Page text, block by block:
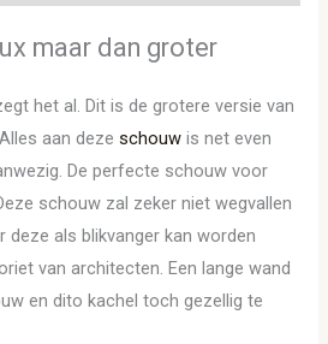
maar dan groter
het al. Dit is de grotere versie van
Alles aan dezeschouw is net even
De perfecte schouw voor
schouw zal zeker niet wegvallen
deze als blikvanger kan worden
van architecten. Een lange wand
en dito kachel toch gezellig te